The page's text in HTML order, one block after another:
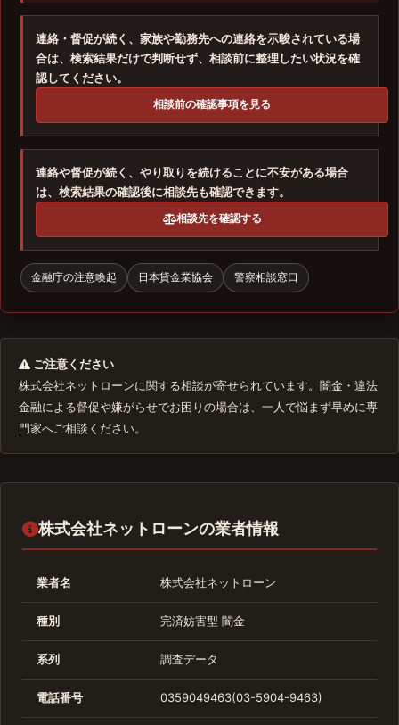
連絡・督促が続く、家族や勤務先への連絡を示唆されている場
合は、検索結果だけで判断せず、相談前に整理したい状況を確
認してください。
相談前の確認事項を見る
連絡や督促が続く、やり取りを続けることに不安がある場合
は、検索結果の確認後に相談先も確認できます。
相談先を確認する
金融庁の注意喚起 日本貸金業協会 警察相談窓口
ご注意ください
株式会社ネットローンに関する相談が寄せられています。闇金・違法
金融による督促や嫌がらせでお困りの場合は、一人で悩まず早めに専
門家へご相談ください。
株式会社ネットローンの業者情報
業者名 株式会社ネットローン
種別 完済妨害型 闇金
系列 調査データ
電話番号 0359049463(03-5904-9463)